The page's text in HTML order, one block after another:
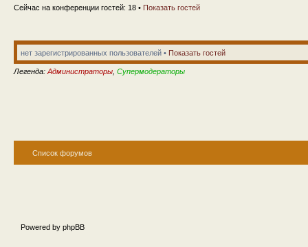
Сейчас на конференции гостей: 18 • Показать гостей
нет зарегистрированных пользователей • Показать гостей
Легенда: Администраторы Супермодераторы
Список форумов
Powered by phpBB